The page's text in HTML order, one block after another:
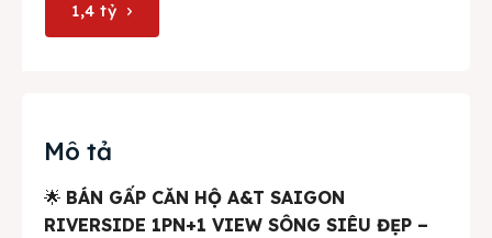
1,4 tỷ
Mô tả
🌟 BÁN GẤP CĂN HỘ A&T SAIGON
RIVERSIDE 1PN+1 VIEW SÔNG SIÊU ĐẸP –